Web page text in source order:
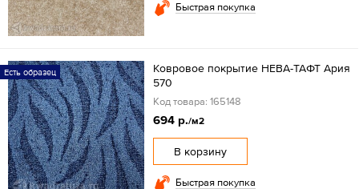
Быстрая покупка
Есть образец
Ковровое покрытие НЕВА-ТАФТ Ария
570
Код товара: 165148
694 р./м2
В корзину
Быстрая покупка